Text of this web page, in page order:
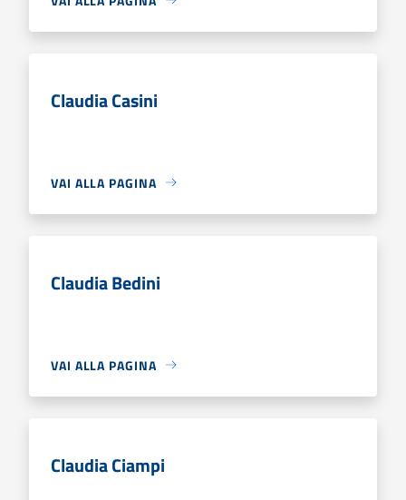
Claudia Casini
VAI ALLA PAGINA
Claudia Bedini
VAI ALLA PAGINA
Claudia Ciampi